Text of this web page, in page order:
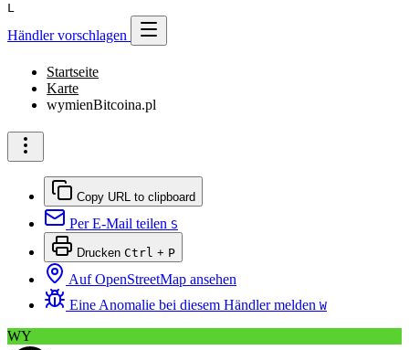
L
Händler vorschlagen
Startseite
Karte
wymienBitcoina.pl
Copy URL to clipboard
Per E-Mail teilen S
Drucken Ctrl + P
Auf OpenStreetMap ansehen
Eine Anomalie bei diesem Händler melden W
WY